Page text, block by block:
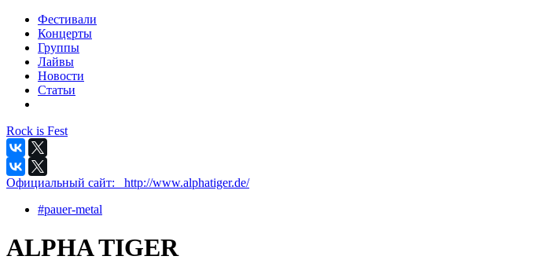
Фестивали
Концерты
Группы
Лайвы
Новости
Статьи
Rock is Fest
Официальный сайт:
_http://www.alphatiger.de/
#pauer-metal
ALPHA TIGER